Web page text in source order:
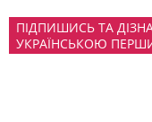
ПІДПИШИСЬ ТА
УКРАЇНСЬКОЮ